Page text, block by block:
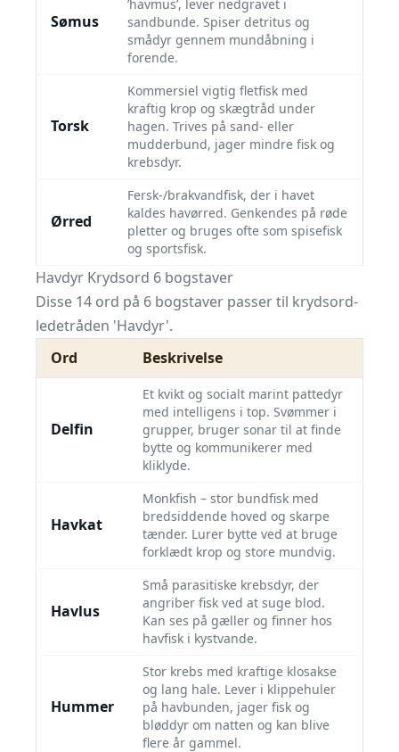
Sømus
’havmus’, lever nedgravet i
sandbunde. Spiser detritus og
smådyr gennem mundåbning i
forende.
Torsk
Kommersiel vigtig fletfisk med
kraftig krop og skægtråd under
hagen. Trives på sand- eller
mudderbund, jager mindre fisk og
krebsdyr.
Ørred
Fersk-/brakvandfisk, der i havet
kaldes havørred. Genkendes på røde
pletter og bruges ofte som spisefisk
og sportsfisk.
Havdyr Krydsord 6 bogstaver
Disse 14 ord på 6 bogstaver passer til krydsord-
ledetråden 'Havdyr'.
Ord
Beskrivelse
Delfin
Et kvikt og socialt marint pattedyr
med intelligens i top. Svømmer i
grupper, bruger sonar til at finde
bytte og kommunikerer med
kliklyde.
Havkat
Monkfish – stor bundfisk med
bredsiddende hoved og skarpe
tænder. Lurer bytte ved at bruge
forklædt krop og store mundvig.
Havlus
Små parasitiske krebsdyr, der
angriber fisk ved at suge blod.
Kan ses på gæller og finner hos
havfisk i kystvande.
Hummer
Stor krebs med kraftige klosakse
og lang hale. Lever i klippehuler
på havbunden, jager fisk og
bløddyr om natten og kan blive
flere år gammel.